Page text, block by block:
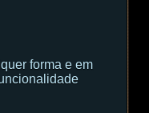
forma e em